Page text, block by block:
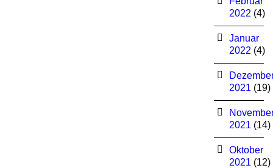
2022 (4)
Januar
2022 (4)
2021 (19)
2021 (14)
Oktober
2021 (12)